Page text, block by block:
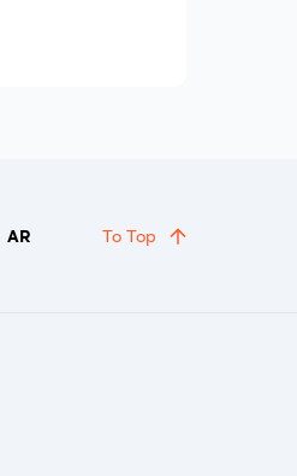
AR To Top